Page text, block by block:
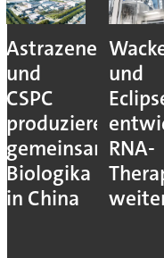
Astrazeneca
und
CSPC
produzieren
gemeinsam
Biologika
in China
und
RNA-